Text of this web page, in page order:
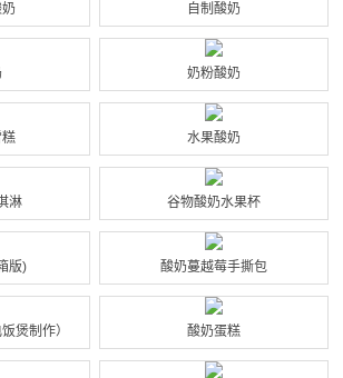
自制酸奶
奶粉酸奶
糕 水果酸奶
淋 谷物酸奶水果杯
版) 酸奶蔓越莓手撕包
煲制作） 酸奶蛋糕